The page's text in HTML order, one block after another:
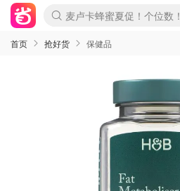
麦卢卡蜂蜜夏促！个位数！
Prada/Miu 4.8折！
啥？必胜客披萨5折！
首页 抢好货 保健品